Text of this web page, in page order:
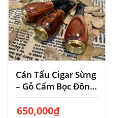
Cán Tẩu Cigar Sừng
– Gỗ Cẩm Bọc Đồng
Ring 42-60
650,000₫